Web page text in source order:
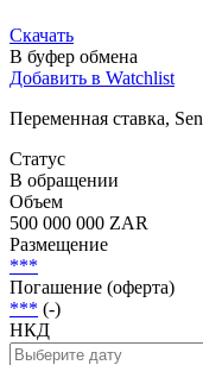
Скачать
В буфер обмена
Добавить в Watchlist
Переменная ставка,
Статус
В обращении
Объем
500 000 000 ZAR
Размещение
***
Погашение (оферта)
*** (-)
НКД